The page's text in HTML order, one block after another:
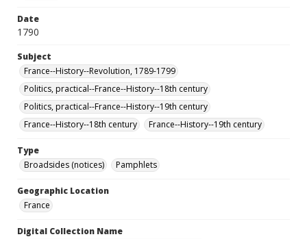
Date
1790
Subject
France--History--Revolution, 1789-1799
Politics, practical--France--History--18th century
Politics, practical--France--History--19th century
France--History--18th century
France--History--19th century
Type
Broadsides (notices)
Pamphlets
Geographic Location
France
Digital Collection Name